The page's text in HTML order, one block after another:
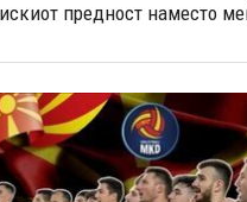
предност наместо